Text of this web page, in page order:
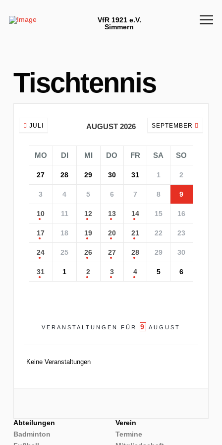
VfR 1921 e.V.
Simmern
Tischtennis
JULI AUGUST 2026 SEPTEMBER
MO DI MI DO FR SA SO
27 28 29 30 31 1 2
3 4 5 6 7 8 9
10 11 12 13 14 15 16
17 18 19 20 21 22 23
24 25 26 27 28 29 30
31 1 2 3 4 5 6
VERANSTALTUNGEN FÜR 9 AUGUST
Keine Veranstaltungen
Abteilungen
Badminton
Verein
Termine